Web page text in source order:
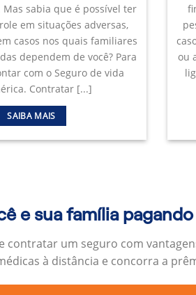
sabia que é possível ter
em situações adversas,
casos nos quais familiares
dependem de você? Para
com o Seguro de vida
Contratar [...]
SAIBA MAIS
ou
e sua família
contratar um seguro com
à distância e concorra a